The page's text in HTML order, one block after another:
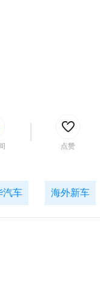
点赞
汽车 海外新车